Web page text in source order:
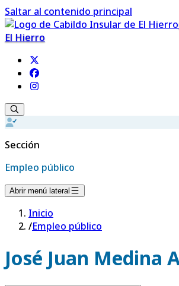
Saltar al contenido principal
El Hierro
Sección
Empleo público
Abrir menú lateral
Inicio
/Empleo público
José Juan Medina